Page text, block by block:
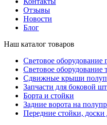
Отзывы
Новости
Блог
Наш каталог товаров
Световое оборудование
Световое оборудование
Сдвижные крыши
Запчасти для боковой
Борта и стойки
Задние ворота на
Передние стойки, доски